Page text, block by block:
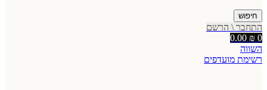
חיפוש
התחבר \ הרשם
0
0.00 ₪
השווה
רשימת מועדפים